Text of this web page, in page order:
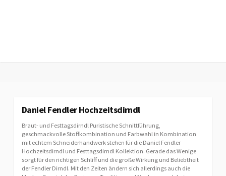
Daniel Fendler Hochzeitsdirndl
Braut- und Festtagsdirndl Puristische Schnittführung,
geschmackvolle Stoffkombination und Farbwahl in Kombination
mit echtem Schneiderhandwerk stehen für die Daniel Fendler
Hochzeitsdirndl und Festtagsdirndl Kollektion. Gerade das Wenige
sorgt für den richtigen Schliff und die große Wirkung und Beliebtheit
der Fendler Dirndl. Mit den Zeiten ändern sich allerdings auch die